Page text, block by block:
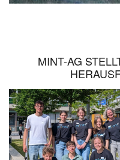
MINT-AG